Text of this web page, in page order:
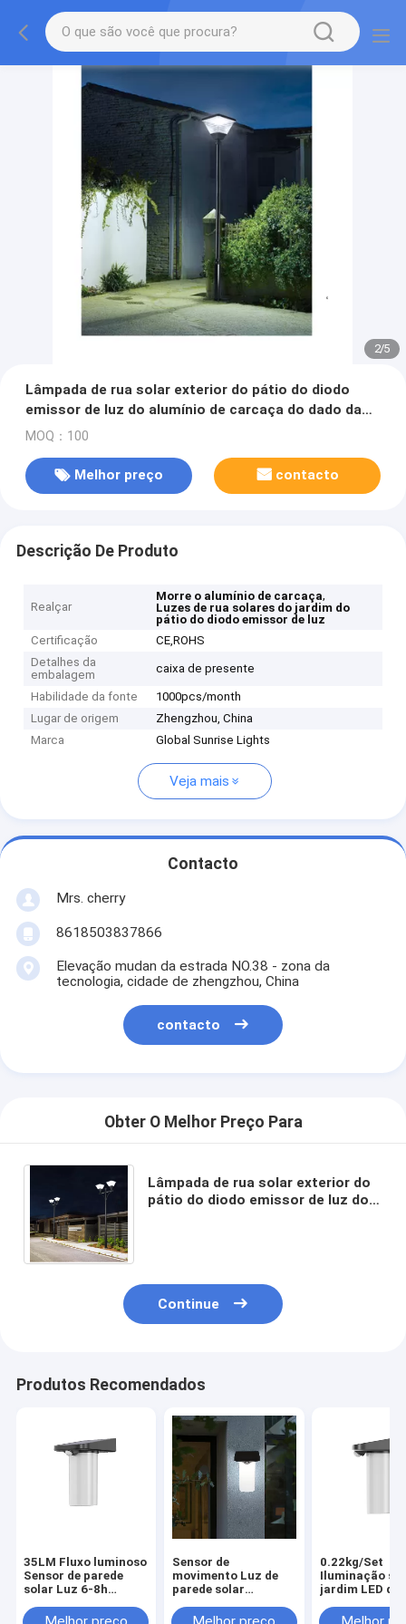
2/5
Lâmpada de rua solar exterior do pátio do diodo
emissor de luz do alumínio de carcaça do dado da
luz do jardim IP65
MOQ：100
Melhor preço contacto
Descrição De Produto
Realçar
Morre o alumínio de carcaça,
Luzes de rua solares do jardim do
pátio do diodo emissor de luz
Certificação
CE,ROHS
Detalhes da
embalagem
caixa de presente
Habilidade da fonte
1000pcs/month
Lugar de origem
Zhengzhou, China
Marca
Global Sunrise Lights
Veja mais
Contacto
Mrs. cherry
8618503837866
Elevação mudan da estrada NO.38 - zona da
tecnologia, cidade de zhengzhou, China
contacto
Obter O Melhor Preço Para
Lâmpada de rua solar exterior do
pátio do diodo emissor de luz do
Continue
Produtos Recomendados
35LM Fluxo luminoso
Sensor de parede
solar Luz 6-8h
carregamento
Sensor de
movimento Luz de
parede solar
3,7V/1200mAH
0.22kg/Set
Iluminação
jardim LED de